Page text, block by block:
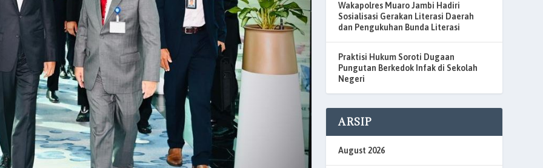
Wakapolres Muaro Jambi Hadiri
Sosialisasi Gerakan Literasi Daerah
dan Pengukuhan Bunda Literasi
Praktisi Hukum Soroti Dugaan
Pungutan Berkedok Infak di Sekolah
Negeri
ARSIP
August 2026